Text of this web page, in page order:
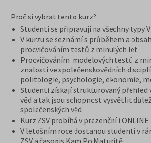
Proč si vybrat tento kurz?
Studenti se připravují na všechny typy
V kurzu se seznámí s průběhem a
procvičováním testů z minulých let
Procvičováním modelových testů z
znalosti ve společenskovědních
politologie, psychologie, ekonomie,
Studenti získají strukturovaný přehled
věd a tak jsou schopnost vysvětlit
společenských věd
Kurz ZSV probíhá v prezenční i
V letošním roce dostanou studenti v
ZSV a časopis Kam Po Maturitě.